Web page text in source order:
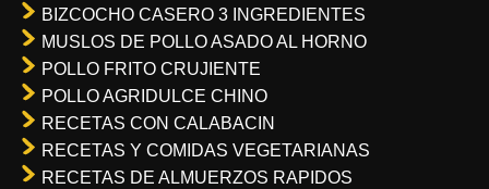
BIZCOCHO CASERO 3 INGREDIENTES
MUSLOS DE POLLO ASADO AL HORNO
POLLO FRITO CRUJIENTE
POLLO AGRIDULCE CHINO
RECETAS CON CALABACIN
RECETAS Y COMIDAS VEGETARIANAS
RECETAS DE ALMUERZOS RAPIDOS